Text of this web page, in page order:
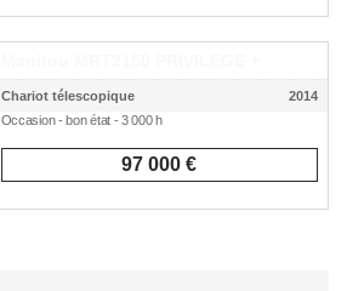
Chariot télescopique
2014
Occasion - bon état - 3 000 h
97 000 €